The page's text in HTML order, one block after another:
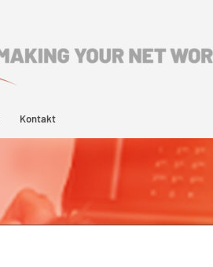
Kontakt